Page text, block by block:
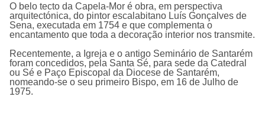
O belo tecto da Capela-Mor é obra, em perspectiva
arquitectónica, do pintor escalabitano Luís Gonçalves de
Sena, executada em 1754 e que complementa o
encantamento que toda a decoração interior nos transmite.
Recentemente, a Igreja e o antigo Seminário de Santarém
foram concedidos, pela Santa Sé, para sede da Catedral
ou Sé e Paço Episcopal da Diocese de Santarém,
nomeando-se o seu primeiro Bispo, em 16 de Julho de
1975.